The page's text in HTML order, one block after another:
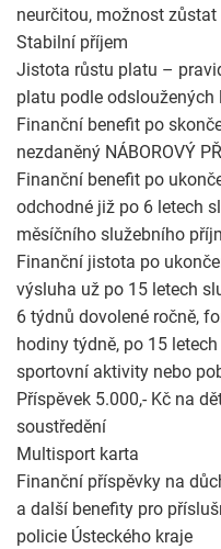
neurčitou, možnost
Stabilní příjem
Jistota růstu platu –
platu podle odsloužených
Finanční benefit po
nezdaněný NÁBOROVÝ
Finanční benefit po
odchodné již po 6 letech
měsíčního služebního
Finanční jistota po
výsluha už po 15 letech
6 týdnů dovolené ročně,
hodiny týdně, po 15
sportovní aktivity nebo
Příspěvek 5.000,- Kč na
soustředění
Multisport karta
Finanční příspěvky na
a další benefity pro
policie Ústeckého kraje